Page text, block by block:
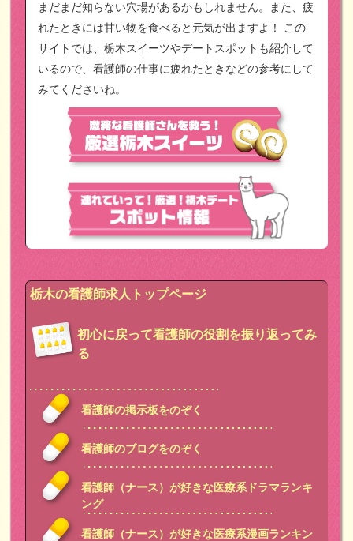
まだまだ知らない穴場があるかもしれません。また、疲
れたときには甘い物を食べると元気が出ますよ！
この
サイトでは、栃木スイーツやデートスポットも紹介して
いるので、看護師の仕事に疲れたときなどの参考にして
みてくださいね。
栃木の看護師求人トップページ
初心に戻って看護師の役割を振り返ってみ
る
看護師の掲示板をのぞく
看護師のブログをのぞく
看護師（ナース）が好きな医療系ドラマランキ
ング
看護師（ナース）が好きな医療系漫画ランキン